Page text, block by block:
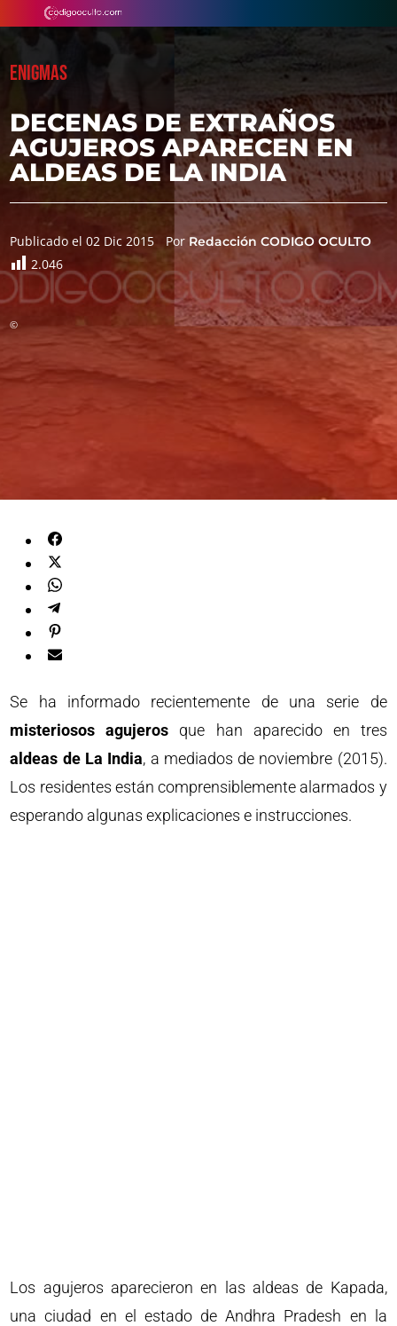
ENIGMAS
DECENAS DE EXTRAÑOS
AGUJEROS APARECEN EN
ALDEAS DE LA INDIA
Publicado el 02 Dic 2015 Por Redacción CODIGO OCULTO
2.046
©
Se ha informado recientemente de una serie de
misteriosos agujeros que han aparecido en tres
aldeas de La India, a mediados de noviembre (2015).
Los residentes están comprensiblemente alarmados y
esperando algunas explicaciones e instrucciones.
Los agujeros aparecieron en las aldeas de Kapada,
una ciudad en el estado de Andhra Pradesh en la